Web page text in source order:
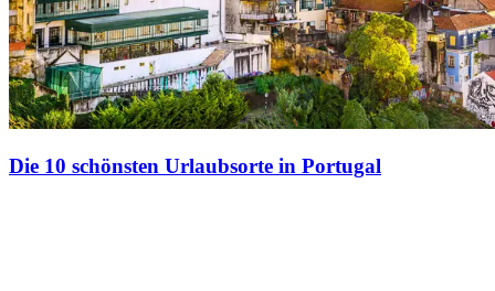
Die 10 schönsten Urlaubsorte in Portugal